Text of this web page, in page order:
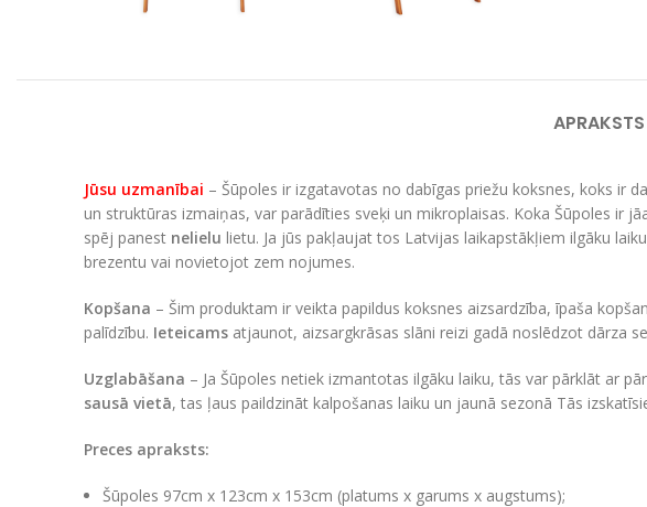
APRAKSTS
Jūsu uzmanībai – Šūpoles ir izgatavotas no dabīgas priežu koksnes, koks ir
un struktūras izmaiņas, var parādīties sveķi un mikroplaisas. Koka Šūpoles ir
spēj panest nelielu lietu. Ja jūs pakļaujat tos Latvijas laikapstākļiem ilgāku
brezentu vai novietojot zem nojumes.
Kopšana – Šim produktam ir veikta papildus koksnes aizsardzība, īpaša
palīdzību. Ieteicams atjaunot, aizsargkrāsas slāni reizi gadā noslēdzot dārza
Uzglabāšana – Ja Šūpoles netiek izmantotas ilgāku laiku, tās var pārklāt ar
sausā vietā, tas ļaus paildzināt kalpošanas laiku un jaunā sezonā Tās
Preces apraksts:
Šūpoles 97cm x 123cm x 153cm (platums x garums x augstums);